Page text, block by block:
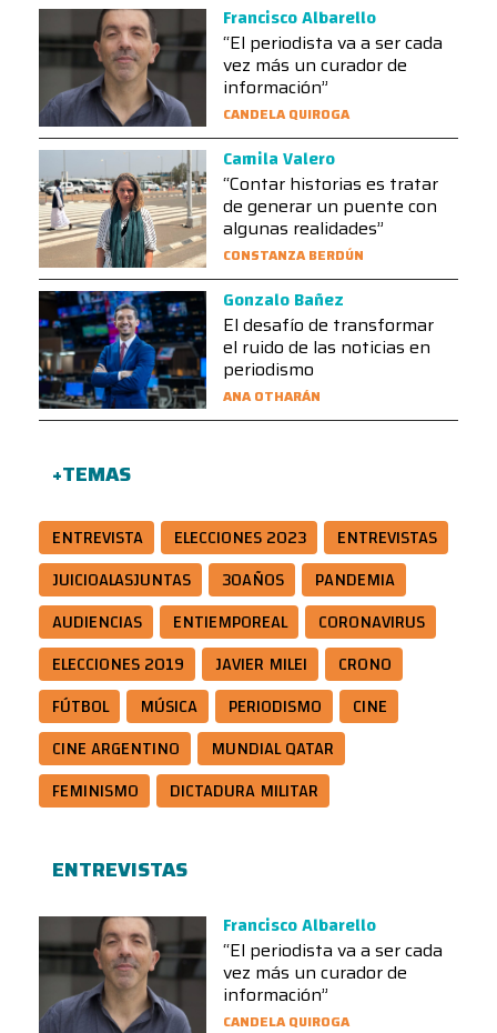
Francisco Albarello
“El periodista va a ser cada
vez más un curador de
información”
CANDELA QUIROGA
Camila Valero
“Contar historias es tratar
de generar un puente con
algunas realidades”
CONSTANZA BERDÚN
Gonzalo Bañez
El desafío de transformar
el ruido de las noticias en
periodismo
ANA OTHARÁN
+TEMAS
ENTREVISTA ELECCIONES 2023
ENTREVISTAS
JUICIOALASJUNTAS
30AÑOS
PANDEMIA
AUDIENCIAS
ENTIEMPOREAL
CORONAVIRUS
ELECCIONES 2019
JAVIER MILEI
CRONO
FÚTBOL
MÚSICA PERIODISMO
CINE
CINE ARGENTINO
MUNDIAL QATAR
FEMINISMO
DICTADURA MILITAR
ENTREVISTAS
Francisco Albarello
“El periodista va a ser cada
vez más un curador de
información”
CANDELA QUIROGA